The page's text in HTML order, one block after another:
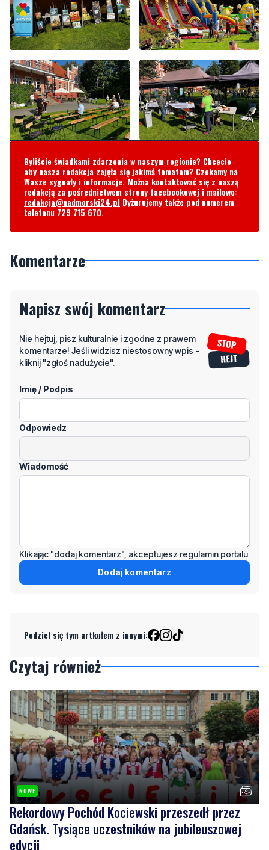
Byliście świadkami zdarzenia w naszym regionie? Chcecie
aby nasza redakcja zajęła się jakimś tematem? Czekamy na
Wasze sygnały i informacje. Można kontaktować się z naszą
redakcją za pośrednictwem strony facebookowej i mailowo:
redakcja@nadmorski24.pl Dyżurujemy także pod numerem
telefonu 729 715 670.
Komentarze
Napisz swój komentarz
Nie hejtuj, pisz kulturalnie i zgodne z prawem
komentarze! Jeśli widzisz niestosowny wpis -
kliknij "zgłoś nadużycie".
Imię / Podpis
Odpowiedz
Wiadomość
Klikając "dodaj komentarz", akceptujesz regulamin portalu
Dodaj komentarz
Podziel się tym artkułem z innymi:
Czytaj również
NOWE
Rekordowy Pochód Kociewski przeszedł przez
Gdańsk. Tysiące uczestników na jubileuszowej
edycji